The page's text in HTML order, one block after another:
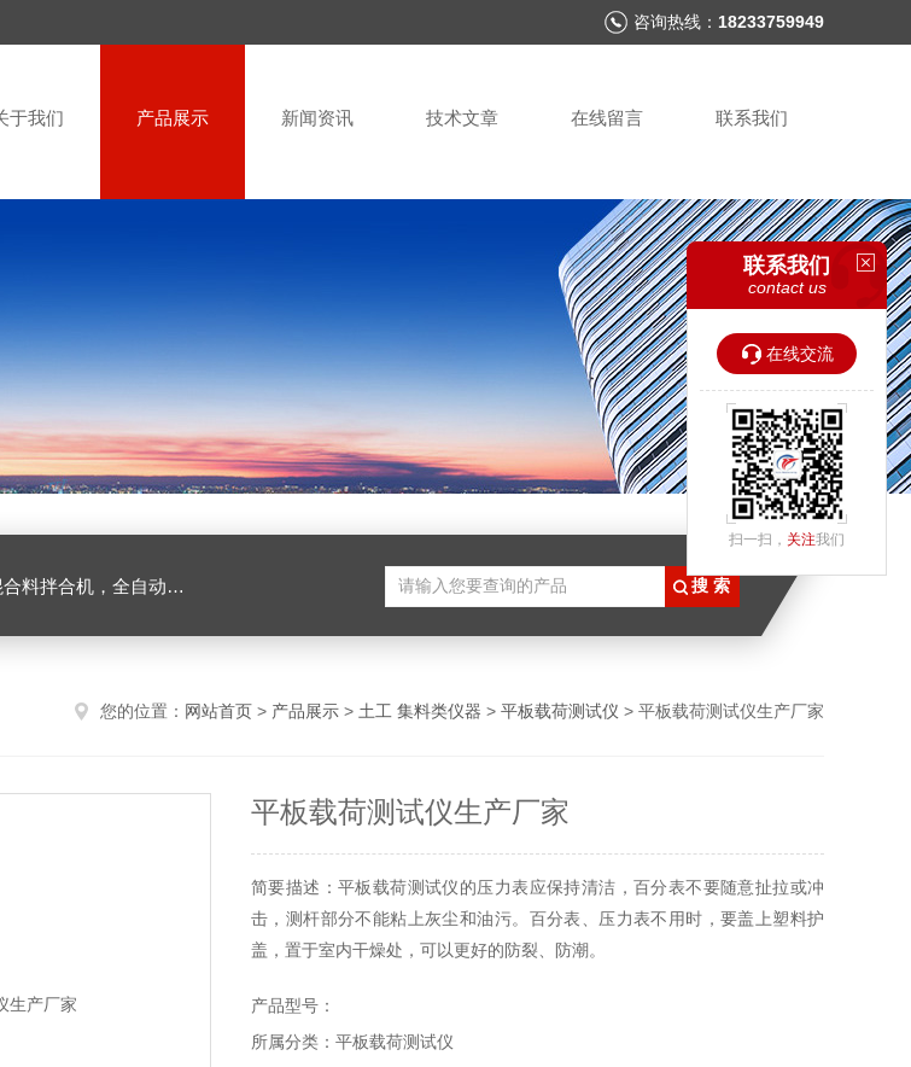
咨询热线： 18233759949
于我们 产品展示 新闻资讯 技术文章 在线留言 联系我们
面八轮平整度仪，商品混凝土搅拌站试验仪器，试模
您的位置： 网站首页 > 产品展示 > 土工 集料类仪器 > 平板载荷测试仪 > 平板载荷测试仪生产厂家
平板载荷测试仪生产厂家
简要描述：平板载荷测试仪的压力表应保持清洁，百分表不要随意扯拉或冲
击，测杆部分不能粘上灰尘和油污。百分表、压力表不用时，要盖上塑料护
盖，置于室内干燥处，可以更好的防裂、防潮。
产品型号：
所属分类：平板载荷测试仪
联系我们
contact us
在线交流
扫一扫， 关注我们